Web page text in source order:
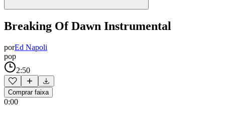
Breaking Of Dawn Instrumental
porEd Napoli
pop
2:50
Comprar faixa
0:00